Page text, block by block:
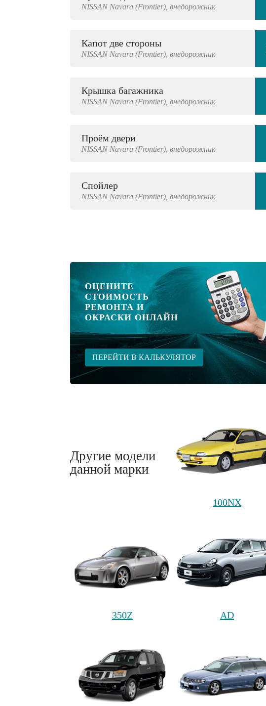
NISSAN Navara (Frontier), внедорожник
Капот две стороны
NISSAN Navara (Frontier), внедорожник
Крышка багажника
NISSAN Navara (Frontier), внедорожник
Проём двери
NISSAN Navara (Frontier), внедорожник
Спойлер
NISSAN Navara (Frontier), внедорожник
ОЦЕНИТЕ
СТОИМОСТЬ
РЕМОНТА И
ОКРАСКИ ОНЛАЙН
ПЕРЕЙТИ В КАЛЬКУЛЯТОР
Другие модели
данной марки
100NX
350Z AD